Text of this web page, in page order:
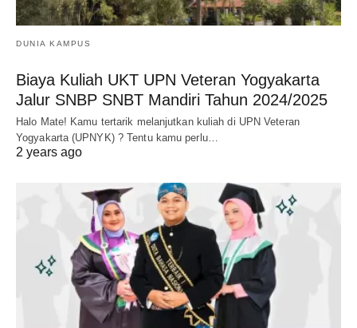
DUNIA KAMPUS
Biaya Kuliah UKT UPN Veteran Yogyakarta
Jalur SNBP SNBT Mandiri Tahun 2024/2025
Halo Mate! Kamu tertarik melanjutkan kuliah di UPN Veteran
Yogyakarta (UPNYK) ? Tentu kamu perlu…
2 years ago